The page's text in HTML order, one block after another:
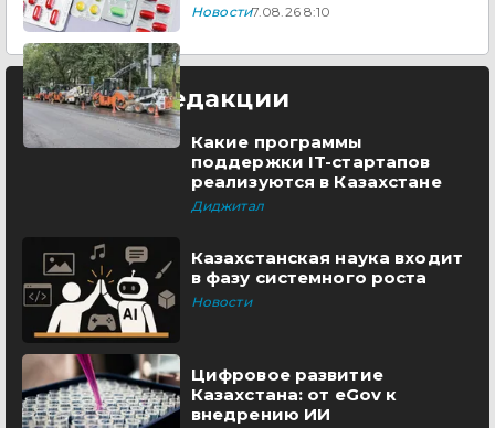
Новости7.08.26 8:10
Выбор редакции
Какие программы
поддержки IT-стартапов
реализуются в Казахстане
Диджитал
Казахстанская наука входит
в фазу системного роста
Новости
Цифровое развитие
Казахстана: от eGov к
внедрению ИИ